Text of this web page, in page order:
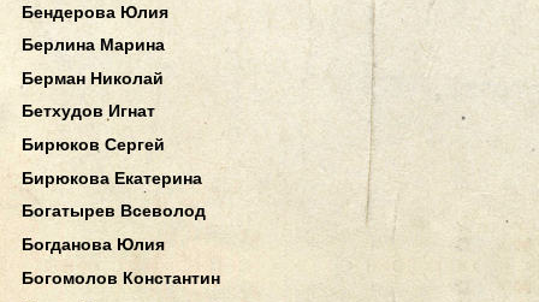
Бендерова Юлия
Берлина Марина
Берман Николай
Бетхудов Игнат
Бирюков Сергей
Бирюкова Екатерина
Богатырев Всеволод
Богданова Юлия
Богомолов Константин